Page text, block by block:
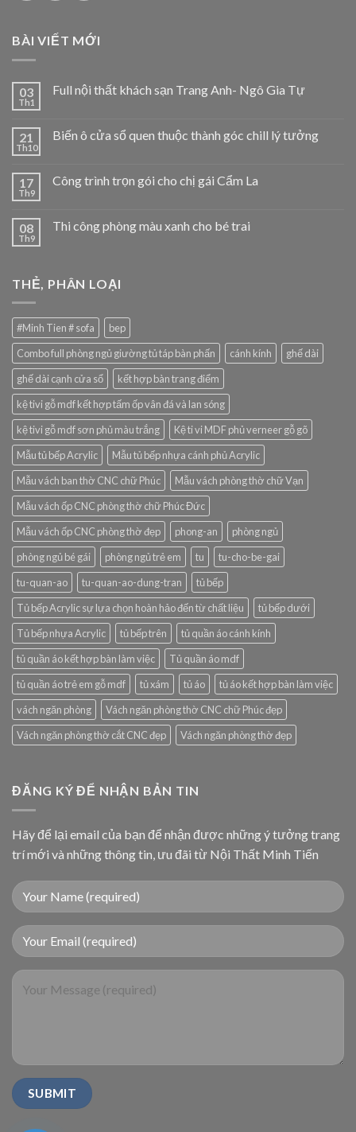
BÀI VIẾT MỚI
03
Th1
Full nội thất khách sạn Trang Anh- Ngô Gia Tự
21
Th10
Biến ô cửa sổ quen thuộc thành góc chill lý tưởng
17
Th9
Công trình trọn gói cho chị gái Cẩm La
08
Th9
Thi công phòng màu xanh cho bé trai
THẺ, PHÂN LOẠI
#Minh Tien # sofa
bep
Combo full phòng ngủ giường tủ táp bàn phấn
cánh kính
ghế dài
ghế dài cạnh cửa sổ
kết hợp bàn trang điểm
kệ tivi gỗ mdf kết hợp tấm ốp vân đá và lan sóng
kệ tivi gỗ mdf sơn phủ màu trắng
Kệ ti vi MDF phủ verneer gỗ gõ
Mẫu tủ bếp Acrylic
Mẫu tủ bếp nhựa cánh phủ Acrylic
Mẫu vách ban thờ CNC chữ Phúc
Mẫu vách phòng thờ chữ Vạn
Mẫu vách ốp CNC phòng thờ chữ Phúc Đức
Mẫu vách ốp CNC phòng thờ đẹp
phong-an
phòng ngủ
phòng ngủ bé gái
phòng ngủ trẻ em tu
tu-cho-be-gai
tu-quan-ao
tu-quan-ao-dung-tran
tủ bếp
Tủ bếp Acrylic sự lựa chọn hoàn hảo đến từ chất liệu
tủ bếp dưới
Tủ bếp nhựa Acrylic
tủ bếp trên
tủ quần áo cánh kính
tủ quần áo kết hợp bàn làm việc
Tủ quần áo mdf
tủ quần áo trẻ em gỗ mdf
tủ xám tủ áo
tủ áo kết hợp bàn làm việc
vách ngăn phòng
Vách ngăn phòng thờ CNC chữ Phúc đẹp
Vách ngăn phòng thờ cắt CNC đẹp
Vách ngăn phòng thờ đẹp
ĐĂNG KÝ ĐỂ NHẬN BẢN TIN
Hãy để lại email của bạn để nhận được những ý tưởng trang
trí mới và những thông tin, ưu đãi từ Nội Thất Minh Tiến